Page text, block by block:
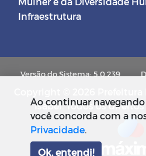
Infraestrutura
Versão do Sistema: 5.0.239
Isabel. Todos os
Ao continuar
você concorda com a
Privacidade.
Ok, entendi!